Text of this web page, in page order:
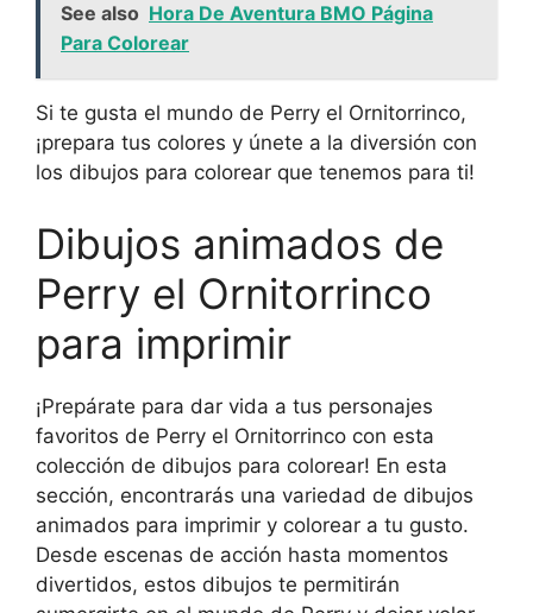
See also Hora De Aventura BMO Página
Para Colorear
Si te gusta el mundo de Perry el Ornitorrinco,
¡prepara tus colores y únete a la diversión con
los dibujos para colorear que tenemos para ti!
Dibujos animados de
Perry el Ornitorrinco
para imprimir
¡Prepárate para dar vida a tus personajes
favoritos de Perry el Ornitorrinco con esta
colección de dibujos para colorear! En esta
sección, encontrarás una variedad de dibujos
animados para imprimir y colorear a tu gusto.
Desde escenas de acción hasta momentos
divertidos, estos dibujos te permitirán